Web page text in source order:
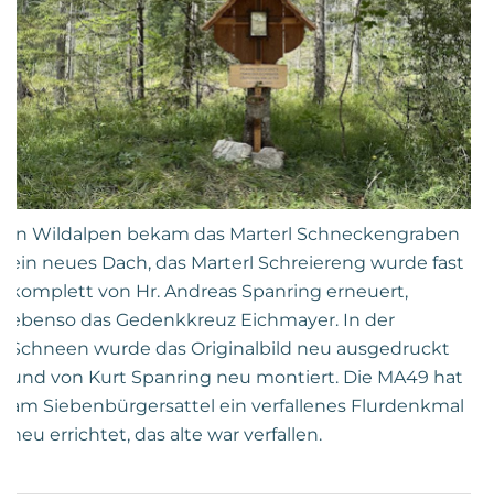
In Wildalpen bekam das Marterl Schneckengraben
ein neues Dach, das Marterl Schreiereng wurde fast
komplett von Hr. Andreas Spanring erneuert,
ebenso das Gedenkkreuz Eichmayer. In der
Schneen wurde das Originalbild neu ausgedruckt
und von Kurt Spanring neu montiert. Die MA49 hat
am Siebenbürgersattel ein verfallenes Flurdenkmal
neu errichtet, das alte war verfallen.